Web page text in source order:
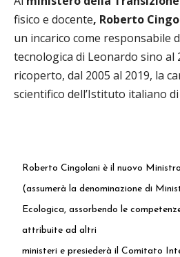
fisico e docente, Roberto
un incarico come responsabile
tecnologica di Leonardo sino al
ricoperto, dal 2005 al 2019, la
scientifico dell’Istituto italiano
Roberto Cingolani è il nuovo
(assumerà la denominazione di
Ecologica, assorbendo le
attribuite ad altri
ministeri e presiederà il Comitato